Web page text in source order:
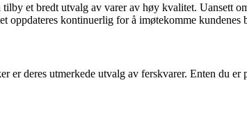
et bredt utvalg av varer av høy kvalitet. Uansett
oppdateres kontinuerlig for å imøtekomme kundenes
er deres utmerkede utvalg av ferskvarer. Enten du